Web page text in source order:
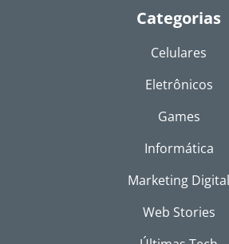
Categorias
Celulares
Eletrônicos
Games
Informática
Marketing Digital
Web Stories